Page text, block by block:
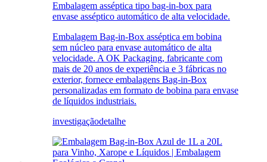
Embalagem asséptica tipo bag-in-box para
envase asséptico automático de alta velocidade.
Embalagem Bag-in-Box asséptica em bobina
sem núcleo para envase automático de alta
velocidade. A OK Packaging, fabricante com
mais de 20 anos de experiência e 3 fábricas no
exterior, fornece embalagens Bag-in-Box
personalizadas em formato de bobina para envase
de líquidos industriais.
investigaçãodetalhe